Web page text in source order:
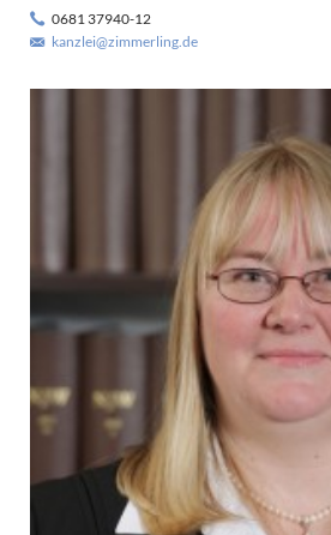
0681 37940-12
kanzlei@zimmerling.de